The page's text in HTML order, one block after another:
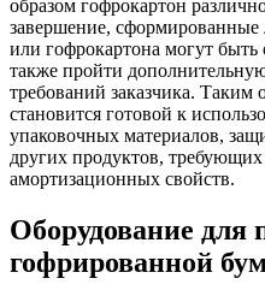
образом гофрокартон
завершение,
или гофрокартона могут быть
также пройти
требований заказчика. Таким
становится готовой к
упаковочных материалов,
других продуктов,
амортизационных свойств.
Оборудование для
гофрированной